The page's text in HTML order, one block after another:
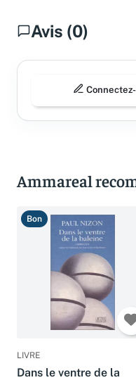
Avis (0)
Ammareal
Bon
LIVRE
Dans le ventre de la